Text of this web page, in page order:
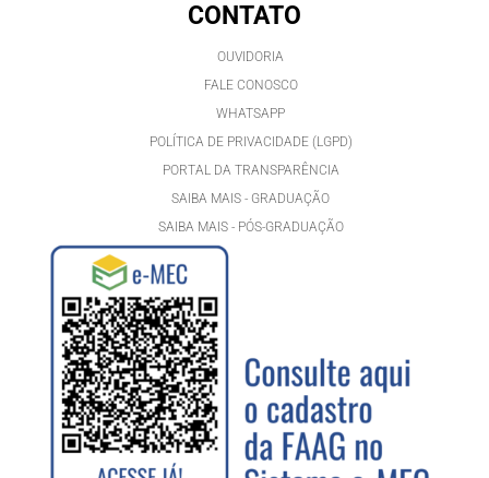
CONTATO
OUVIDORIA
FALE CONOSCO
WHATSAPP
POLÍTICA DE PRIVACIDADE (LGPD)
PORTAL DA TRANSPARÊNCIA
SAIBA MAIS - GRADUAÇÃO
SAIBA MAIS - PÓS-GRADUAÇÃO